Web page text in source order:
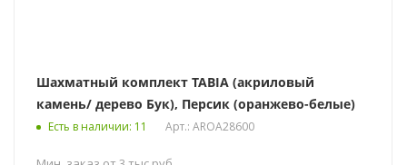
Шахматный комплект TABIA (акриловый
камень/ дерево Бук), Персик (оранжево-белые)
Есть в наличии: 11 Арт.: AROA28600